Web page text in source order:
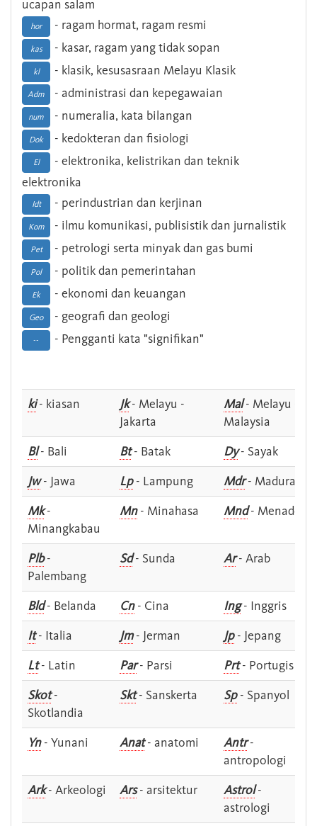
ucapan salam
hor - ragam hormat, ragam resmi
kas - kasar, ragam yang tidak sopan
kl - klasik, kesusasraan Melayu Klasik
Adm - administrasi dan kepegawaian
num - numeralia, kata bilangan
Dok - kedokteran dan fisiologi
El
- elektronika, kelistrikan dan teknik
elektronika
Idt - perindustrian dan kerjinan
Kom - ilmu komunikasi, publisistik dan jurnalistik
Pet - petrologi serta minyak dan gas bumi
Pol - politik dan pemerintahan
Ek - ekonomi dan keuangan
Geo - geografi dan geologi
-- - Pengganti kata "signifikan"
ki- kiasan Jk- Melayu -
Jakarta
Mal- Melayu -
Malaysia
Bl- Bali Bt- Batak Dy- Sayak
Jw- Jawa Lp- Lampung Mdr- Madura
Mk-
Minangkabau
Mn- Minahasa Mnd- Menado
Plb-
Palembang
Sd- Sunda Ar- Arab
Bld- Belanda Cn- Cina Ing- Inggris
It- Italia Jm- Jerman Jp- Jepang
Lt- Latin Par- Parsi Prt- Portugis
Skot-
Skotlandia
Skt- Sanskerta Sp- Spanyol
Yn- Yunani Anat- anatomi Antr-
antropologi
Ark- Arkeologi Ars- arsitektur Astrol-
astrologi